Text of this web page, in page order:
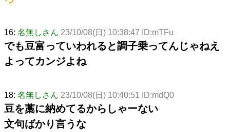
16: 名無しさん 23/10/08(日) 10:38:47 ID:mTFu
でも豆富っていわれると調子乗ってんじゃねえ
よってカンジよね
18: 名無しさん 23/10/08(日) 10:40:51 ID:mdQ0
豆を藁に納めてるからしゃーない
文句ばかり言うな